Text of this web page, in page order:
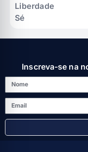
Liberdade
Sé
Inscreva-se na